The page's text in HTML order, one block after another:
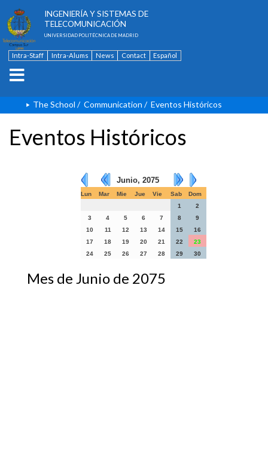
INGENIERÍA Y SISTEMAS DE
TELECOMUNICACIÓN
UNIVERSIDAD POLITÉCNICA DE MADRID
Intra-Staff Intra-Alums News Contact Español
The School / Communication / Eventos Históricos
Eventos Históricos
Junio, 2075
Lun Mar Mie Jue Vie Sab
Dom
1
2
3
4 5 6 7 8
9
10
11 12 13 14 15
16
17
18 19 20 21 22
23
24
25 26 27 28 29 30
Mes de Junio de 2075